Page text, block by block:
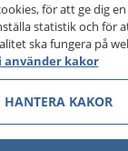
för att ge dig
statistik och för
ska fungera på
använder kakor
HANTERA KAKOR